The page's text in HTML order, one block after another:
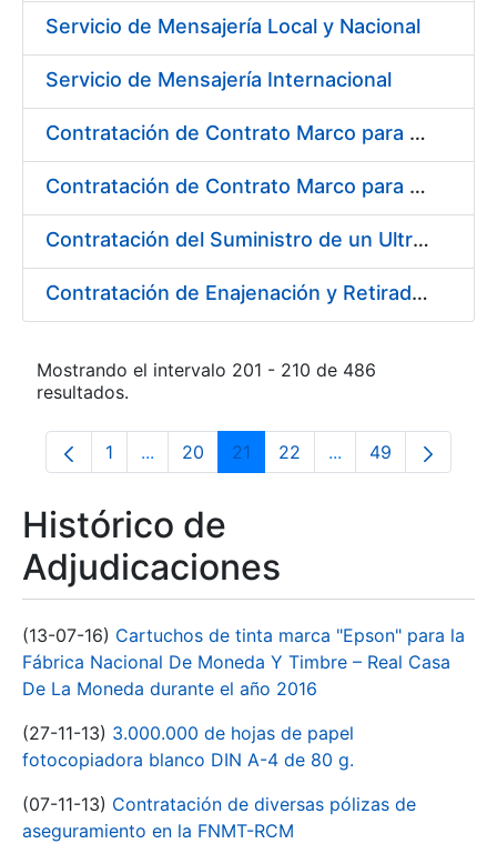
Servicio de Mensajería Local y Nacional
Servicio de Mensajería Internacional
Contratación de Contrato Marco para el Suministro de Material de Electricidad e Iluminación, Bienio 2018-2019
Contratación de Contrato Marco para el Suministro de Material de Transmisiones, Rodamientos y Estanqueidad, Bienio 2018-2019
Contratación del Suministro de un Ultramicrodurómetro
Contratación de Enajenación y Retirada de Recortes Sobrantes y Desperdicios de Papel Impreso y No Impreso durante 2018
Mostrando el intervalo 201 - 210 de 486
resultados.
Página
1 ...Páginas intermedias Use TAB para
Página
20 Página
21 Página
22 ...PáginasPágina
49
Histórico de
Adjudicaciones
(13-07-16) Cartuchos de tinta marca "Epson" para la
Fábrica Nacional De Moneda Y Timbre – Real Casa
De La Moneda durante el año 2016
(27-11-13) 3.000.000 de hojas de papel
fotocopiadora blanco DIN A-4 de 80 g.
(07-11-13) Contratación de diversas pólizas de
aseguramiento en la FNMT-RCM